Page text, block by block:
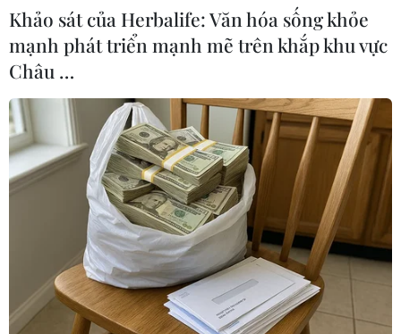
Đoàn y, bác sỹ Điện Biên lên đường hỗ trợ
Bình Dương chống dịch
12/09/2021 00:50
Trước khi lên đường nhận nhiệm vụ, các thành viên
trong đoàn y, bác sỹ của tỉnh Điện Biên đều đã được tập
huấn trang bị đầy đủ kiến thức, kỹ năng cũng như tinh
thần không ngại khó khăn, gian khổ.
Khảo sát của Herbalife: Văn hóa sống khỏe
mạnh phát triển mạnh mẽ trên khắp khu vực
Châu …